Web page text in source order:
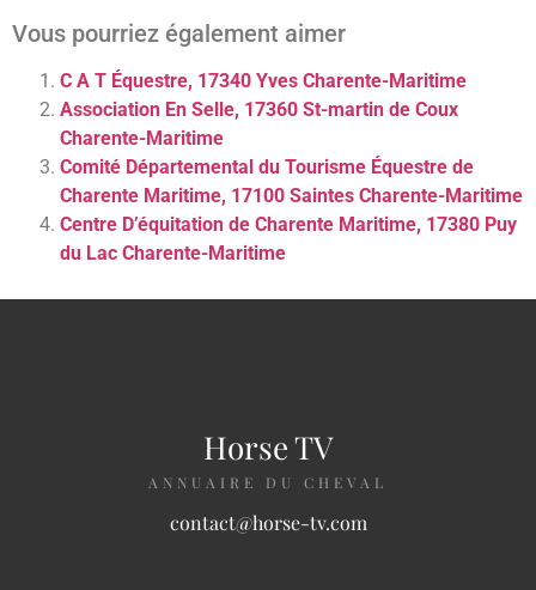
Vous pourriez également aimer
C A T Équestre, 17340 Yves Charente-Maritime
Association En Selle, 17360 St-martin de Coux
Charente-Maritime
Comité Départemental du Tourisme Équestre de
Charente Maritime, 17100 Saintes Charente-Maritime
Centre D’équitation de Charente Maritime, 17380 Puy
du Lac Charente-Maritime
Horse TV
ANNUAIRE DU CHEVAL
contact@horse-tv.com